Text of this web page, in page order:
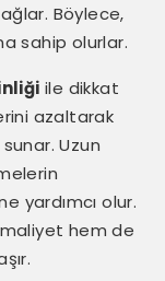
Böylece,
sahip olurlar.
ile dikkat
azaltarak
Uzun
yardımcı olur.
hem de